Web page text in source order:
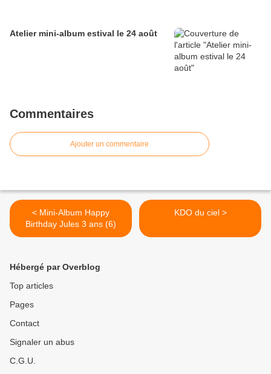
Atelier mini-album estival le 24 août
Commentaires
Ajouter un commentaire
< Mini-Album Happy
Birthday Jules 3 ans (6)
KDO du ciel >
Hébergé par Overblog
Top articles
Pages
Contact
Signaler un abus
C.G.U.